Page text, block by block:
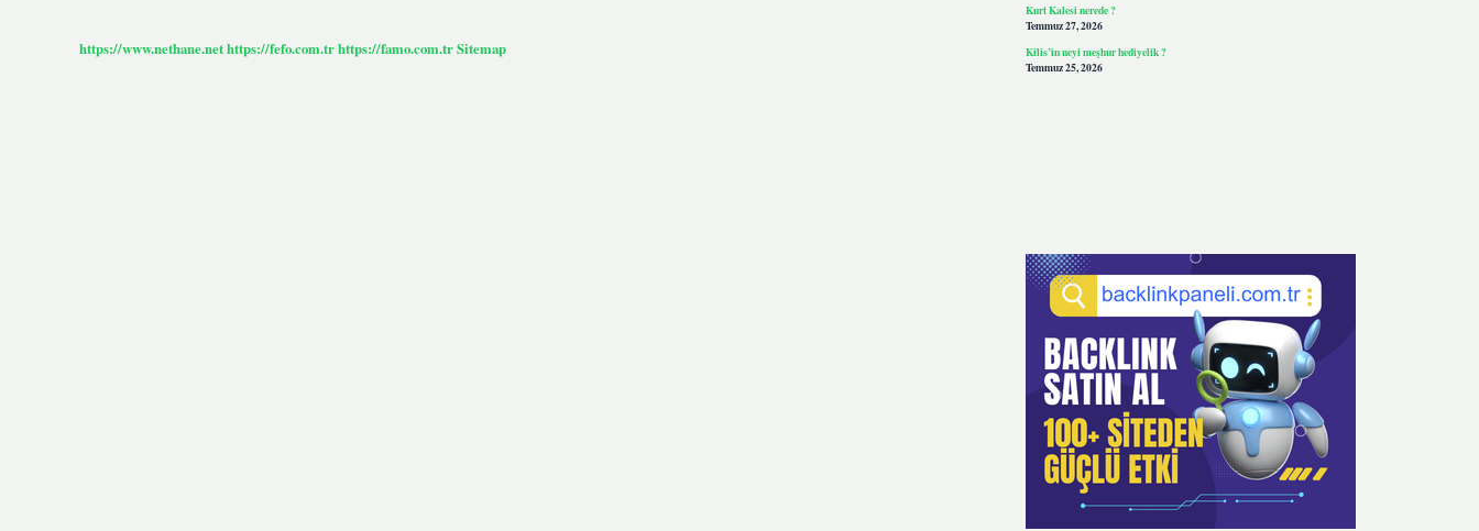
https://www.nethane.nethttps://fefo.com.trhttps://famo.com.trSitemap
Kurt Kalesi nerede ?
Temmuz 27, 2026
Kilis’in neyi meşhur hediyelik ?
Temmuz 25, 2026